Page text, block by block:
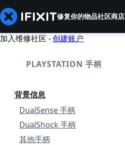
修复你的物品社区商店
加入维修社区 -创建账户
PLAYSTATION 手柄
背景信息
DualSense 手柄
DualShock 手柄
其他手柄